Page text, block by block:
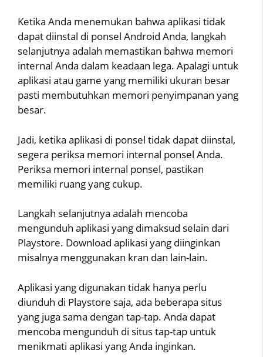
Ketika Anda menemukan bahwa aplikasi tidak
dapat diinstal di ponsel Android Anda, langkah
selanjutnya adalah memastikan bahwa memori
internal Anda dalam keadaan lega. Apalagi untuk
aplikasi atau game yang memiliki ukuran besar
pasti membutuhkan memori penyimpanan yang
besar.
Jadi, ketika aplikasi di ponsel tidak dapat diinstal,
segera periksa memori internal ponsel Anda.
Periksa memori internal ponsel, pastikan
memiliki ruang yang cukup.
Langkah selanjutnya adalah mencoba
mengunduh aplikasi yang dimaksud selain dari
Playstore. Download aplikasi yang diinginkan
misalnya menggunakan kran dan lain-lain.
Aplikasi yang digunakan tidak hanya perlu
diunduh di Playstore saja, ada beberapa situs
yang juga sama dengan tap-tap. Anda dapat
mencoba mengunduh di situs tap-tap untuk
menikmati aplikasi yang Anda inginkan.